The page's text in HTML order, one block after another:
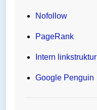
Nofollow
PageRank
Intern linkstruktur
Google Penguin